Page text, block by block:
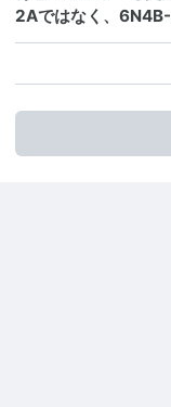
2Aではなく、